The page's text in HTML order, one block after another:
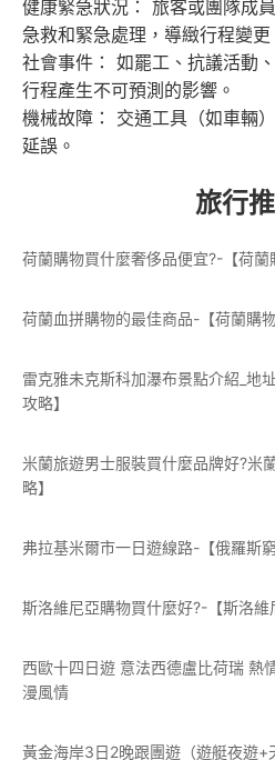
健康緊急狀況： 旅客或團隊成
急救和緊急處理，導緻行程變更
社會事件： 如罷工、抗議活動
行程產生不可預測的影響。
機械故障： 交通工具（如車輛
延誤。
旅行
荷蘭購物買什麼奢侈品便宜?-【荷蘭
荷蘭血拼購物的最佳商品-【荷蘭購物
雷克雅未克斯科加瀑布景點介紹_地
攻略】
米蘭旅遊男士服裝買什麼品牌好?米
略】
弗拉基米爾市一日遊線路-【俄羅斯窮
斯洛維尼亞購物買什麼好?-【斯洛維
西歐十四日遊 意法西德盧比荷瑞 熱
漫風情
黃金海岸3日2晚跟團遊（遊艇夜遊